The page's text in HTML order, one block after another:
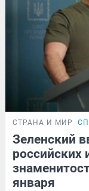
СТРАНА И МИР
Зеленский
российских
января